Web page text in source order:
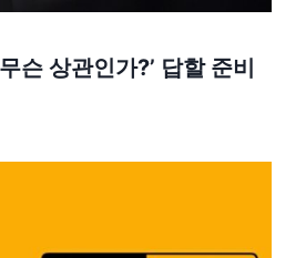
슨 상관인가?’ 답할 준비